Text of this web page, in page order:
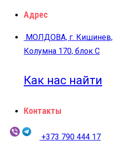
Адрес
МОЛДОВА, г. Кишинев,
Колумна 170, блок C
Как нас найти
Контакты
+373 790 444 17